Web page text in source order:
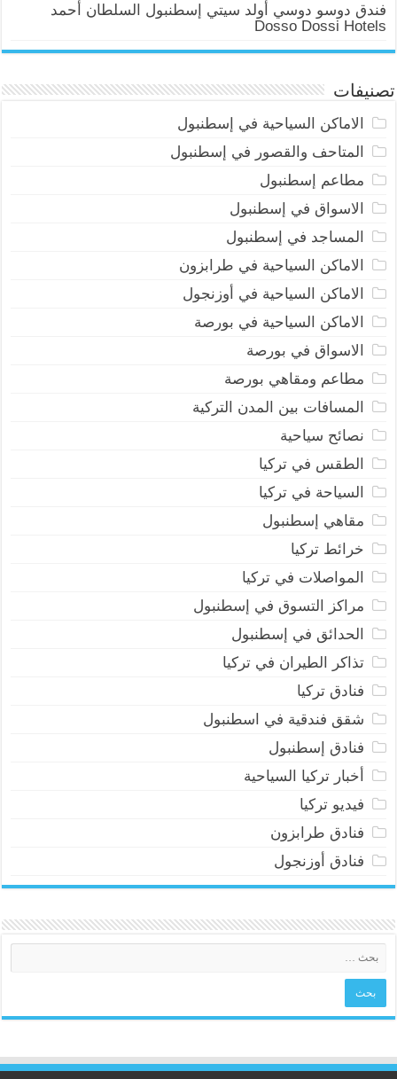
فندق دوسو دوسي أولد سيتي إسطنبول السلطان أحمد
Dosso Dossi Hotels
تصنيفات
الاماكن السياحية في إسطنبول
المتاحف والقصور في إسطنبول
مطاعم إسطنبول
الاسواق في إسطنبول
المساجد في إسطنبول
الاماكن السياحية في طرابزون
الاماكن السياحية في أوزنجول
الاماكن السياحية في بورصة
الاسواق في بورصة
مطاعم ومقاهي بورصة
المسافات بين المدن التركية
نصائح سياحية
الطقس في تركيا
السياحة في تركيا
مقاهي إسطنبول
خرائط تركيا
المواصلات في تركيا
مراكز التسوق في إسطنبول
الحدائق في إسطنبول
تذاكر الطيران في تركيا
فنادق تركيا
شقق فندقية في اسطنبول
فنادق إسطنبول
أخبار تركيا السياحية
فيديو تركيا
فنادق طرابزون
فنادق أوزنجول